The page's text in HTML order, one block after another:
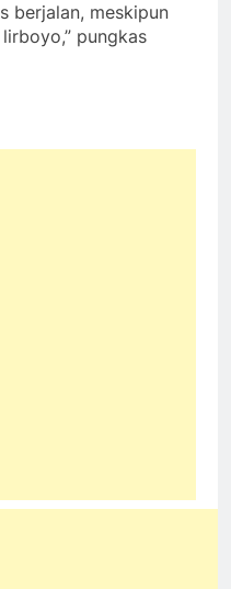
berjalan, meskipun
pungkas